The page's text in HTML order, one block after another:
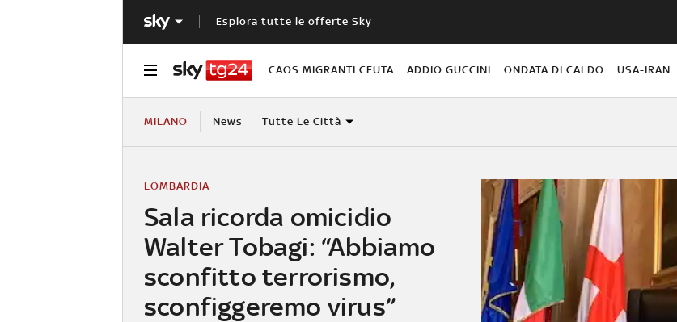
Esplora tutte le offerte Sky
CAOS MIGRANTI CEUTA ADDIO GUCCINI ONDATA DI CALDO USA-IRAN
MILANO News Tutte Le Città
Sala ricorda omicidio
Walter Tobagi: “Abbiamo
sconfitto terrorismo,
sconfiggeremo virus”
LOMBARDIA